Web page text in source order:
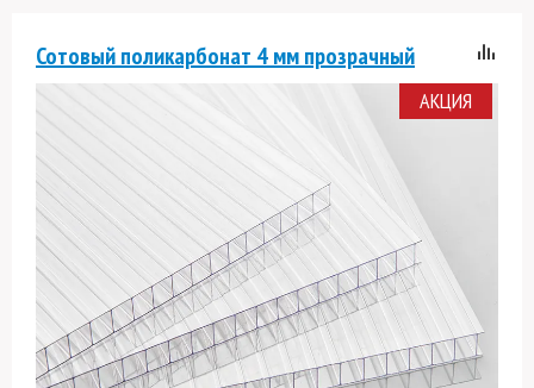
Сотовый поликарбонат 4 мм прозрачный
АКЦИЯ